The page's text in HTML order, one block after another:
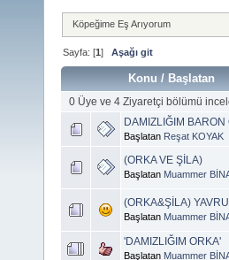
Köpeğime Eş Arıyorum
Sayfa: [1]Aşağı git
Konu / Başlatan
0 Üye ve 4 Ziyaretçi bölümü
DAMIZLIĞIM BARON
Başlatan Reşat KOYAK
(ORKA VE ŞİLA)
Başlatan Muammer
(ORKA&ŞİLA)
Başlatan Muammer
'DAMIZLIĞIM ORKA'
Başlatan Muammer